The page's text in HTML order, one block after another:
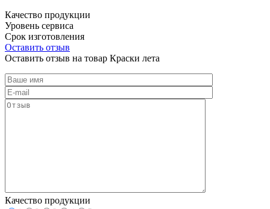
Качество продукции
Уровень сервиса
Срок изготовления
Оставить отзыв
Оставить отзыв на товар Краски лета
Качество продукции